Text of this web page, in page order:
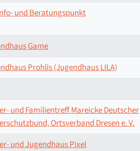
und Beratungspunkt
Game
Prohlis (Jugendhaus LILA)
und Familientreff Mareicke Deutscher
Ortsverband Dresen e. V.
und Jugendhaus Pixel